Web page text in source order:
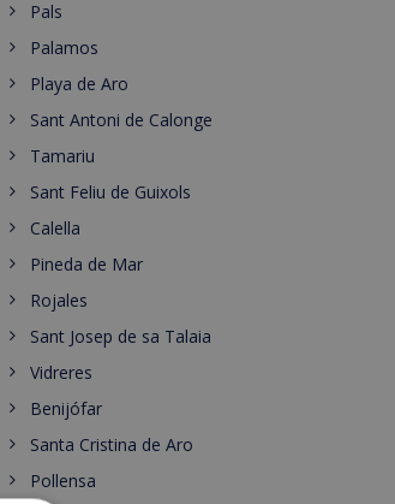
Pals
Palamos
Playa de Aro
Sant Antoni de Calonge
Tamariu
Sant Feliu de Guixols
Calella
Pineda de Mar
Rojales
Sant Josep de sa Talaia
Vidreres
Benijófar
Santa Cristina de Aro
Pollensa